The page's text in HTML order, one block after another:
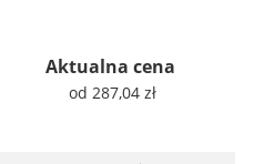
Aktualna cena
od 287,04 zł